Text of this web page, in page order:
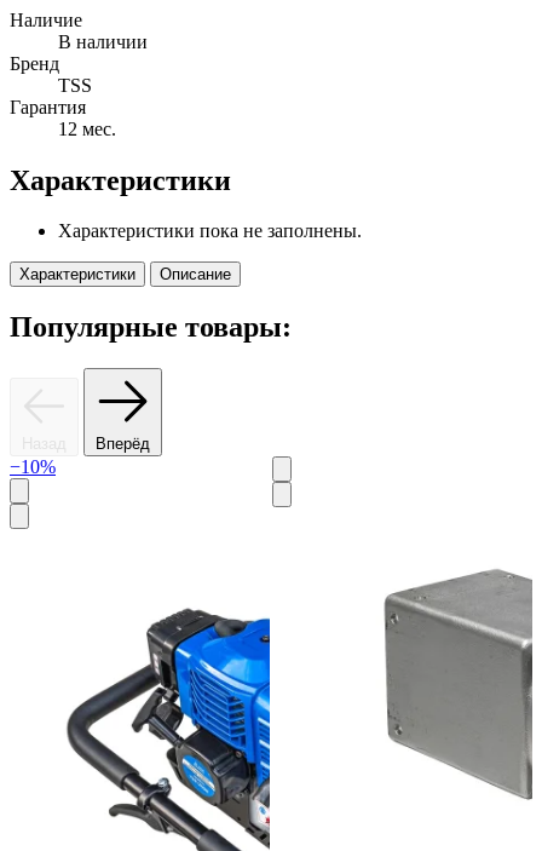
Наличие
В наличии
Бренд
TSS
Гарантия
12 мес.
Характеристики
Характеристики пока не заполнены.
Характеристики Описание
Популярные товары:
Назад Вперёд
−10%